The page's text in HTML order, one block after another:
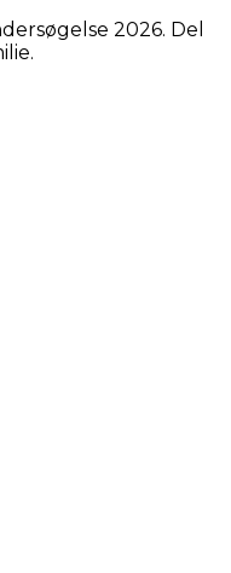
2026. Del